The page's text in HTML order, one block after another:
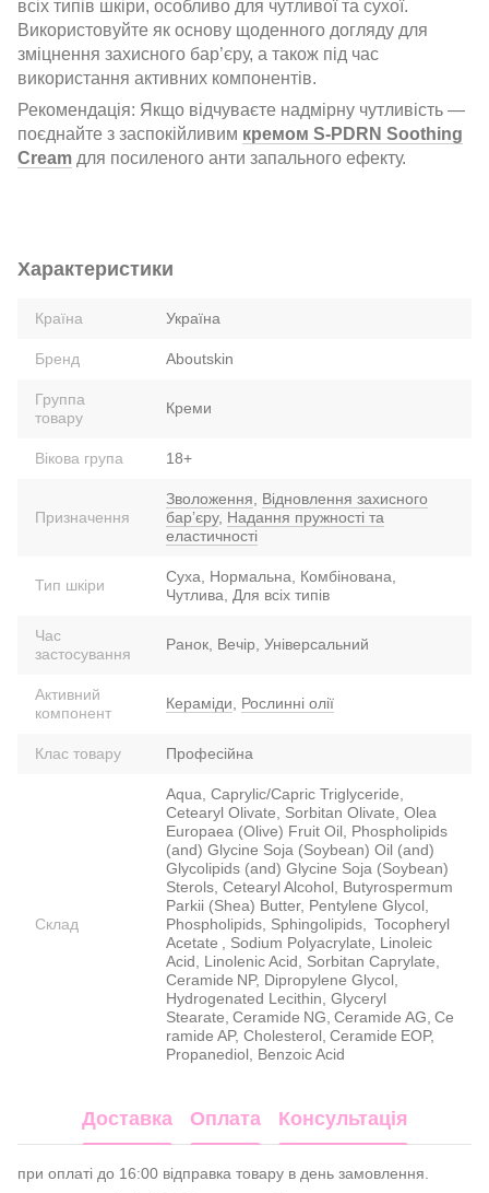
всіх типів шкіри, особливо для чутливої та сухої.
Використовуйте як основу щоденного догляду для
зміцнення захисного бар’єру, а також під час
використання активних компонентів.
Рекомендація: Якщо відчуваєте надмірну чутливість —
поєднайте з заспокійливим кремом S-PDRN Soothing
Cream для посиленого анти запального ефекту.
Характеристики
Країна Україна
Бренд Aboutskin
Группа
товару
Креми
Вікова група 18+
Призначення
Зволоження, Відновлення захисного
барʼєру, Надання пружності та
еластичності
Тип шкіри
Суха, Нормальна, Комбінована,
Чутлива, Для всіх типів
Час
застосування
Ранок, Вечір, Універсальний
Активний
компонент
Кераміди, Рослинні олії
Клас товару Професійна
Склад
Aqua, Caprylic/Capric Triglyceride,
Cetearyl Olivate, Sorbitan Olivate, Olea
Europaea (Olive) Fruit Oil, Phospholipids
(and) Glycine Soja (Soybean) Oil (and)
Glycolipids (and) Glycine Soja (Soybean)
Sterols, Cetearyl Alcohol, Butyrospermum
Parkii (Shea) Butter, Pentylene Glycol,
Phospholipids, Sphingolipids, Tocopheryl
Acetate , Sodium Polyacrylate, Linoleic
Acid, Linolenic Acid, Sorbitan Caprylate,
Ceramide NP, Dipropylene Glycol,
Hydrogenated Lecithin, Glyceryl
Stearate, Ceramide NG, Ceramide AG, Ce
ramide AP, Cholesterol, Ceramide EOP,
Propanediol, Benzoic Acid
Доставка Оплата Консультація
при оплаті до 16:00 відправка товару в день замовлення.